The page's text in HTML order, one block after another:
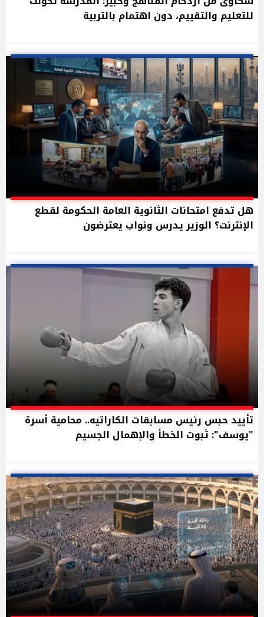
للتعليم والتقييم، دون اهتمام بالتربية
هل تدفع امتحانات الثانوية العامة الحكومة لقطع
الإنترنت؟ الوزير يدرس ونواب يعترضون
تأييد حبس رئيس مسابقات الكاراتيه.. محامية أسرة
"يوسف": ثبوت الخطأ والإهمال الجسيم